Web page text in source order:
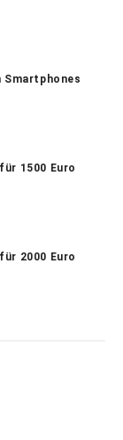
Smartphones
1500 Euro
2000 Euro